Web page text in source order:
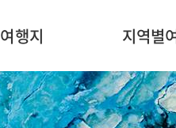
뉴
여행지 지역별